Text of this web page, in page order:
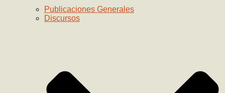
Publicaciones Generales
Discursos